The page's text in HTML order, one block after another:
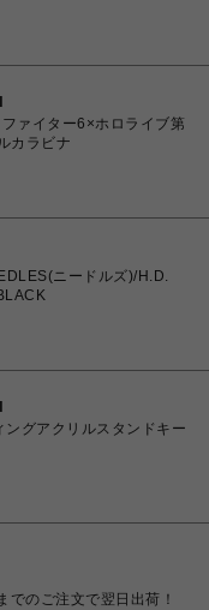
ァイター6×ホロライブ第
カラビナ
ニードルズ)/H.D.
グアクリルスタンドキー
のご注文で翌日出荷！